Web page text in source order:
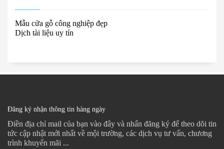
Mẫu cửa gỗ công nghiệp đẹp
Dịch tài liệu uy tín
Đăng ký nhận thông tin hàng ngày
Điền địa chỉ mail của bạn vào đây và nhấn đăng ký để theo dõi tin
tức cập nhật mới nhất về mội trường, các dịch vụ tư vấn, chương
trình khuyến mãi ...